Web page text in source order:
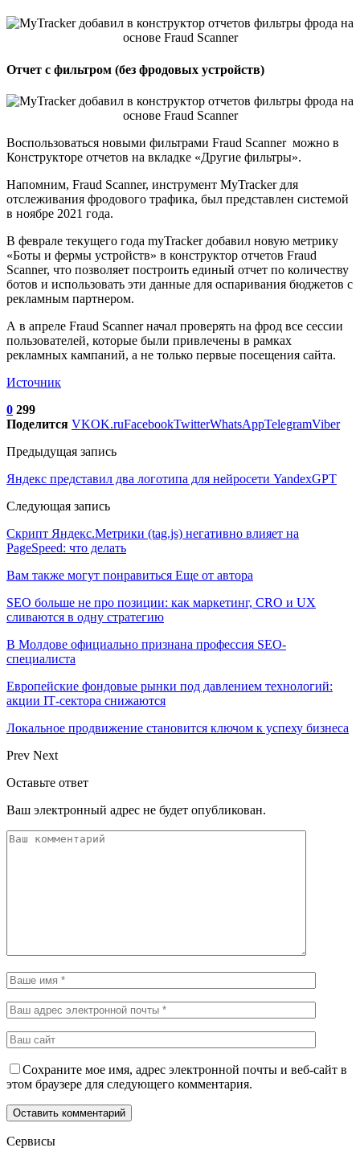
Отчет с фильтром (без фродовых устройств)
Воспользоваться новыми фильтрами Fraud Scanner можно в
Конструкторе отчетов на вкладке «Другие фильтры».
Напомним, Fraud Scanner, инструмент MyTracker для
отслеживания фродового трафика, был представлен системой
в ноябре 2021 года.
В феврале текущего года myTracker добавил новую метрику
«Боты и фермы устройств» в конструктор отчетов Fraud
Scanner, что позволяет построить единый отчет по количеству
ботов и использовать эти данные для оспаривания бюджетов с
рекламным партнером.
А в апреле Fraud Scanner начал проверять на фрод все сессии
пользователей, которые были привлечены в рамках
рекламных кампаний, а не только первые посещения сайта.
Источник
0 299
Поделится VKOK.ruFacebookTwitterWhatsAppTelegramViber
Предыдущая запись
Яндекс представил два логотипа для нейросети YandexGPT
Следующая запись
Скрипт Яндекс.Метрики (tag.js) негативно влияет на
PageSpeed: что делать
Вам также могут понравиться Еще от автора
SEO больше не про позиции: как маркетинг, CRO и UX
сливаются в одну стратегию
В Молдове официально признана профессия SEO-
специалиста
Европейские фондовые рынки под давлением технологий:
акции IT‑сектора снижаются
Локальное продвижение становится ключом к успеху бизнеса
Prev Next
Оставьте ответ
Ваш электронный адрес не будет опубликован.
Сохраните мое имя, адрес электронной почты и веб-сайт в
этом браузере для следующего комментария.
Сервисы